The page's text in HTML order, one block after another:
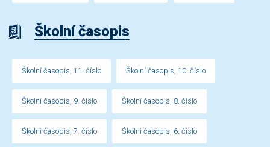
Školní časopis
Školní časopis, 11. číslo Školní časopis, 10. číslo
Školní časopis, 9. číslo Školní časopis, 8. číslo
Školní časopis, 7. číslo Školní časopis, 6. číslo